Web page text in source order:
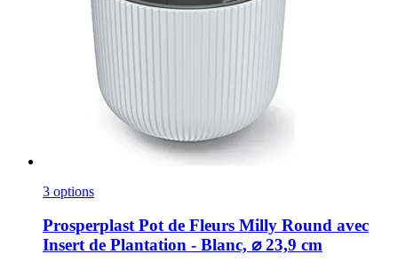
3 options
ProsperplastPot de Fleurs Milly Round avec
Insert de Plantation -​ Blanc, ⌀ 23,9 cm